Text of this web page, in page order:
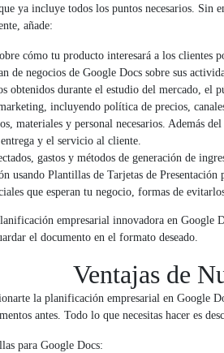
ya incluye todos los puntos necesarios. Sin
añade:
cómo tu producto interesará a los clientes
de negocios de Google Docs sobre sus
obtenidos durante el estudio del mercado, el
incluyendo política de precios,
materiales y personal necesarios. Además
y el servicio al cliente.
gastos y métodos de generación de
usando Plantillas de Tarjetas de
que esperan tu negocio, formas de
empresarial innovadora en Google
el documento en el formato deseado.
Ventajas de
la planificación empresarial en Google
antes. Todo lo que necesitas hacer es
para Google Docs: